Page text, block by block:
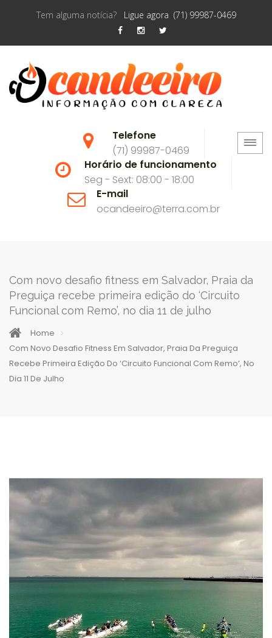
Tem alguma notícia? Ligue agora (71) 99987-0469
Telefone
(71) 99987-0469
Horário de funcionamento
Seg - Sext: 08:00 - 18:00
E-mail
ocandeeiro@terra.com.br
Com novo desafio fitness em Salvador, Praia da
Preguiça recebe primeira edição do ‘Circuito
Funcional com Remo’, no dia 11 de julho
Home
Com Novo Desafio Fitness Em Salvador, Praia Da Preguiça
Recebe Primeira Edição Do ‘Circuito Funcional Com Remo’, No
Dia 11 De Julho